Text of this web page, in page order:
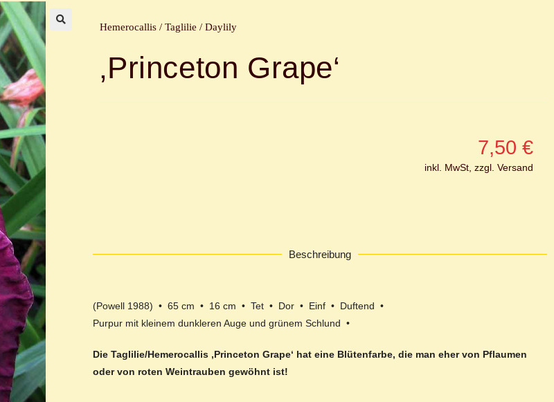
Hemerocallis / Taglilie / Daylily
‚Princeton Grape‘
7,50 €
inkl. MwSt, zzgl. Versand
Beschreibung
(Powell 1988) • 65 cm • 16 cm • Tet • Dor • Einf • Duftend •
Purpur mit kleinem dunkleren Auge und grünem Schlund •
Die Taglilie/Hemerocallis ‚Princeton Grape‘ hat eine Blütenfarbe, die man eher von Pflaumen
oder von roten Weintrauben gewöhnt ist!